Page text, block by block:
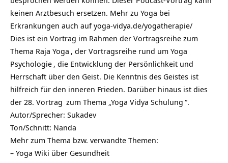
keinen Arztbesuch ersetzen. Mehr zu Yoga bei
Erkrankungen auch aufyoga-vidya.de/yogatherapie/
Dies ist ein Vortrag im Rahmen der Vortragsreihe zum
Thema Raja Yoga , der Vortragsreihe rund um Yoga
Psychologie , die Entwicklung der Persönlichkeit und
Herrschaft über den Geist. Die Kenntnis des Geistes ist
hilfreich für den inneren Frieden. Darüber hinaus ist dies
der 28. Vortrag zum Thema „Yoga Vidya Schulung “.
Autor/Sprecher: Sukadev
Ton/Schnitt: Nanda
Mehr zum Thema bzw. verwandte Themen:
– Yoga Wiki über Gesundheit